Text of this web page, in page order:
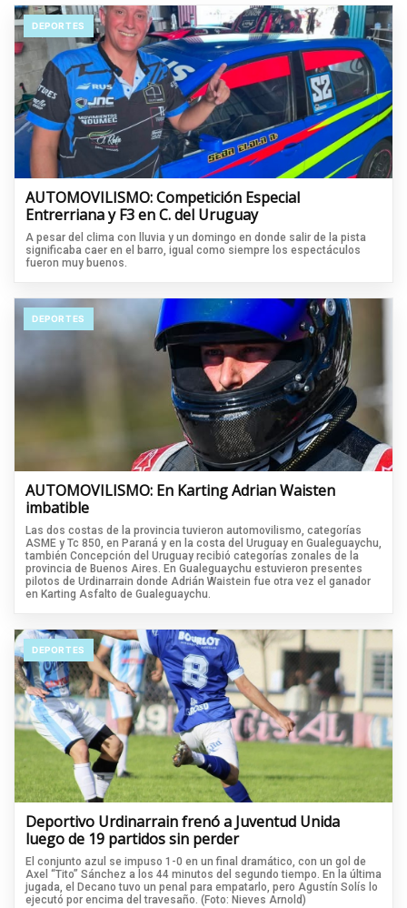
DEPORTES
AUTOMOVILISMO: Competición Especial
Entrerriana y F3 en C. del Uruguay
A pesar del clima con lluvia y un domingo en donde salir de la pista
significaba caer en el barro, igual como siempre los espectáculos
fueron muy buenos.
DEPORTES
AUTOMOVILISMO: En Karting Adrian Waisten
imbatible
Las dos costas de la provincia tuvieron automovilismo, categorías
ASME y Tc 850, en Paraná y en la costa del Uruguay en Gualeguaychu,
también Concepción del Uruguay recibió categorías zonales de la
provincia de Buenos Aires. En Gualeguaychu estuvieron presentes
pilotos de Urdinarrain donde Adrián Waistein fue otra vez el ganador
en Karting Asfalto de Gualeguaychu.
DEPORTES
Deportivo Urdinarrain frenó a Juventud Unida
luego de 19 partidos sin perder
El conjunto azul se impuso 1-0 en un final dramático, con un gol de
Axel “Tito” Sánchez a los 44 minutos del segundo tiempo. En la última
jugada, el Decano tuvo un penal para empatarlo, pero Agustín Solís lo
ejecutó por encima del travesaño. (Foto: Nieves Arnold)